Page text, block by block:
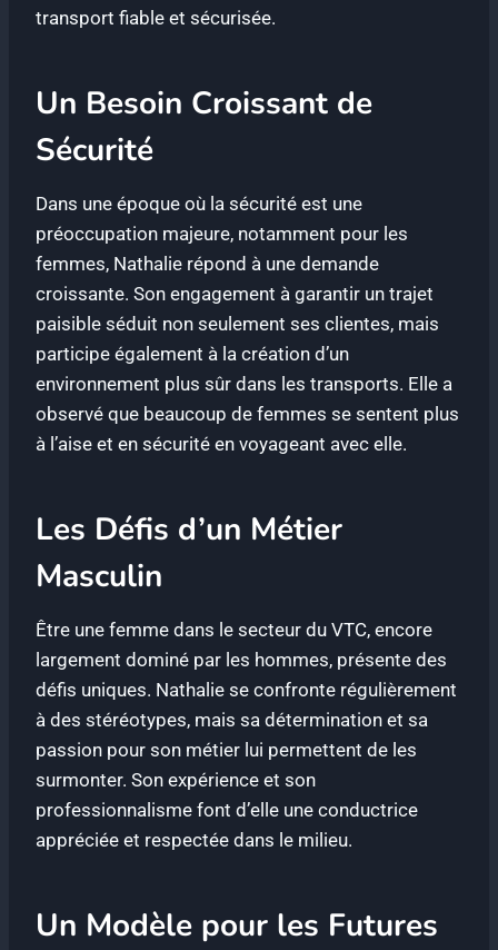
transport fiable et sécurisée.
Un Besoin Croissant de
Sécurité
Dans une époque où la sécurité est une
préoccupation majeure, notamment pour les
femmes, Nathalie répond à une demande
croissante. Son engagement à garantir un trajet
paisible séduit non seulement ses clientes, mais
participe également à la création d’un
environnement plus sûr dans les transports. Elle a
observé que beaucoup de femmes se sentent plus
à l’aise et en sécurité en voyageant avec elle.
Les Défis d’un Métier
Masculin
Être une femme dans le secteur du VTC, encore
largement dominé par les hommes, présente des
défis uniques. Nathalie se confronte régulièrement
à des stéréotypes, mais sa détermination et sa
passion pour son métier lui permettent de les
surmonter. Son expérience et son
professionnalisme font d’elle une conductrice
appréciée et respectée dans le milieu.
Un Modèle pour les Futures